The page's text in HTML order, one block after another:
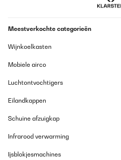
Meestverkochte categorieën
Wijnkoelkasten
Mobiele airco
Luchtontvochtigers
Eilandkappen
Schuine afzuigkap
Infrarood verwarming
Ijsblokjesmachines